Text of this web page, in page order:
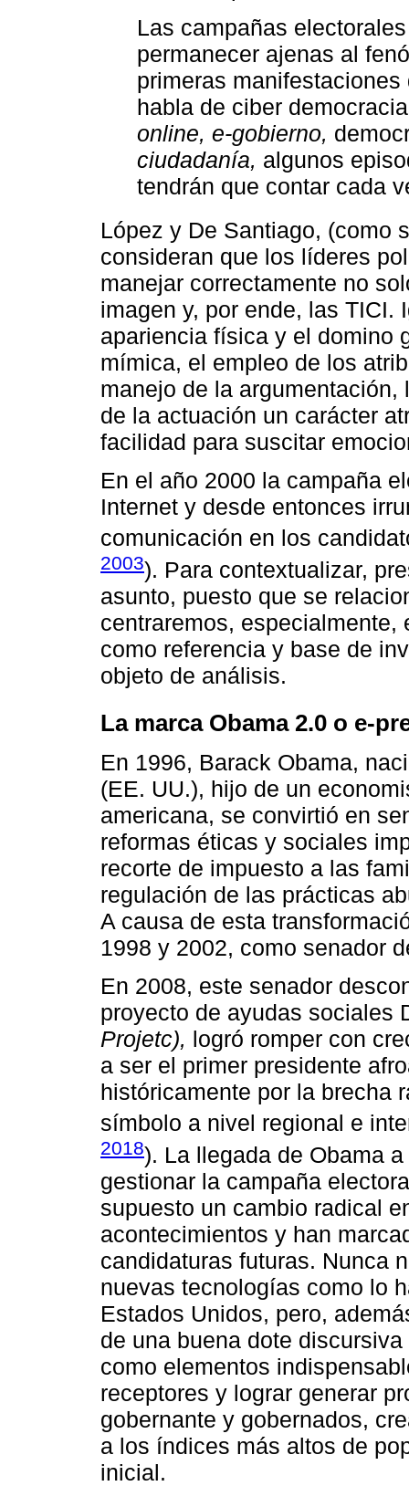
Las campañas
permanecer ajenas al
primeras
habla de ciber
online, e-gobierno,
ciudadanía, algunos
tendrán que contar cada
López y De Santiago, (como
consideran que los líderes
manejar correctamente no
imagen y, por ende, las TICI.
apariencia física y el domino
mímica, el empleo de los
manejo de la
de la actuación un carácter
facilidad para suscitar
En el año 2000 la campaña
Internet y desde entonces
comunicación en los
2003). Para contextualizar,
asunto, puesto que se
centraremos, especialmente,
como referencia y base de
objeto de análisis.
La marca Obama 2.0 o e-
En 1996, Barack Obama,
(EE. UU.), hijo de un
americana, se convirtió en
reformas éticas y sociales
recorte de impuesto a las
regulación de las prácticas
A causa de esta
1998 y 2002, como senador
En 2008, este senador
proyecto de ayudas sociales
Projetc), logró romper con
a ser el primer presidente
históricamente por la brecha
símbolo a nivel regional e
2018). La llegada de Obama
gestionar la campaña
supuesto un cambio radical
acontecimientos y han
candidaturas futuras. Nunca
nuevas tecnologías como lo
Estados Unidos, pero,
de una buena dote
como elementos
receptores y lograr generar
gobernante y gobernados,
a los índices más altos de
inicial.